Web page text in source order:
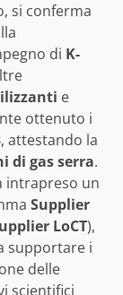
si conferma
di K-
e
ottenuto i
, attestando la
di gas serra.
intrapreso un
Supplier
LoCT),
supportare i
delle
scientifici